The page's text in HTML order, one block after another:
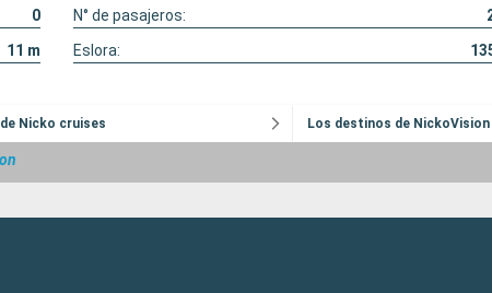
0 N° de pasajeros:
11 m Eslora:
Nicko cruises Los destinos de NickoVision